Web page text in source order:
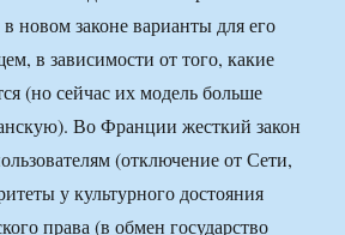
новом законе варианты для его
в зависимости от того, какие
(но сейчас их модель больше
Во Франции жесткий закон
(отключение от Сети,
у культурного достояния
права (в обмен государство